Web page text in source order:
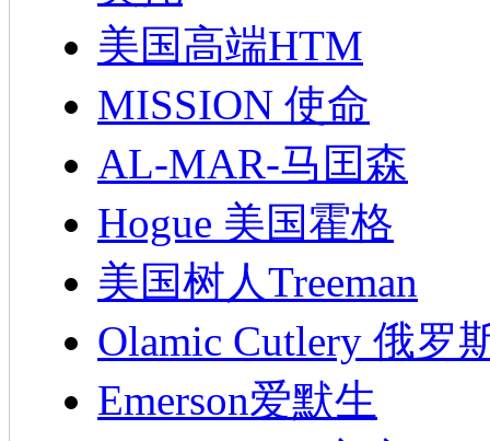
美国高端HTM
MISSION 使命
AL-MAR-马囯森
Hogue 美国霍格
美国树人Treeman
Olamic Cutlery 俄罗
Emerson爱默生